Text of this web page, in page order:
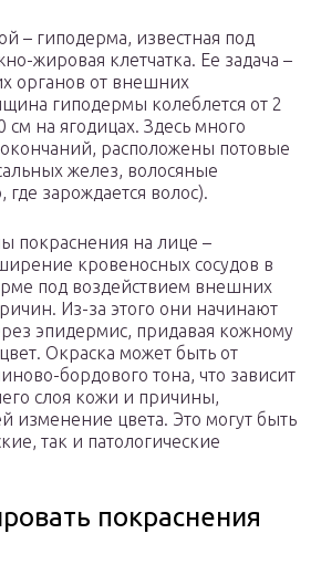
– гиподерма, известная под
жировая клетчатка. Ее задача –
органов от внешних
гиподермы колеблется от 2
см на ягодицах. Здесь много
расположены потовые
желез, волосяные
зарождается волос).
покраснения на лице –
кровеносных сосудов в
под воздействием внешних
Из-за этого они начинают
эпидермис, придавая кожному
Окраска может быть от
бордового тона, что зависит
слоя кожи и причины,
изменение цвета. Это могут быть
так и патологические
покраснения